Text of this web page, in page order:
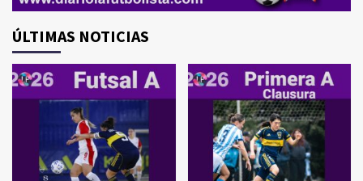
ÚLTIMAS NOTICIAS